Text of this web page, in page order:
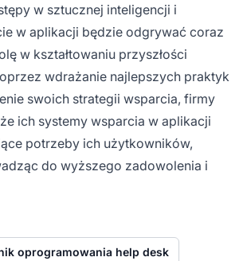
w sztucznej inteligencji i
w aplikacji będzie odgrywać coraz
w kształtowaniu przyszłości
wdrażanie najlepszych praktyk
swoich strategii wsparcia, firmy
ich systemy wsparcia w aplikacji
potrzeby ich użytkowników,
do wyższego zadowolenia i
oprogramowania help desk